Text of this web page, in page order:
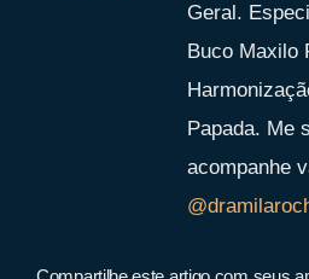
Geral.
Buco Maxilo
Papada. Me
acompanhe